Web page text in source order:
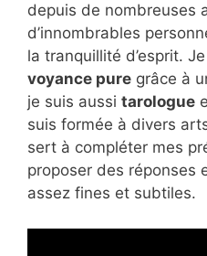
depuis de nombreuses
d’innombrables
la tranquillité d’esprit.
voyance pure grâce à
je suis aussi tarologue
suis formée à divers
sert à compléter mes
proposer des réponses
assez fines et subtiles.